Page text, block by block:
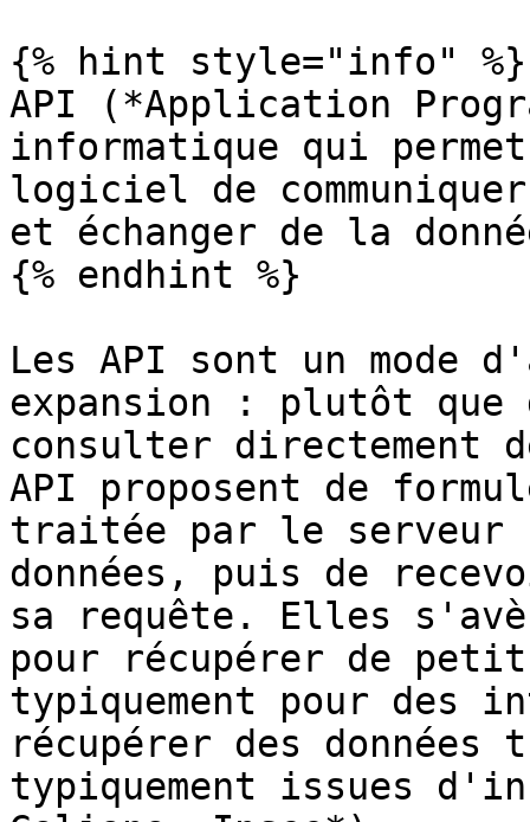
{% hint style="info" %}
API (*Application
informatique qui
logiciel de
et échanger de la
{% endhint %}
Les API sont un mode
expansion : plutôt
consulter directement
API proposent de
traitée par le serveur
données, puis de
sa requête. Elles
pour récupérer de
typiquement pour des
récupérer des données
typiquement issues